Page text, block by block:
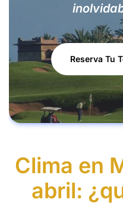
Reserva Tu
Clima en
abril: